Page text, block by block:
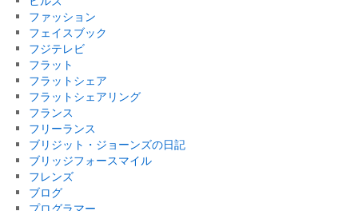
ファッション
フェイスブック
フジテレビ
フラット
フラットシェア
フラットシェアリング
フランス
フリーランス
ブリジット・ジョーンズの日記
ブリッジフォースマイル
フレンズ
ブログ